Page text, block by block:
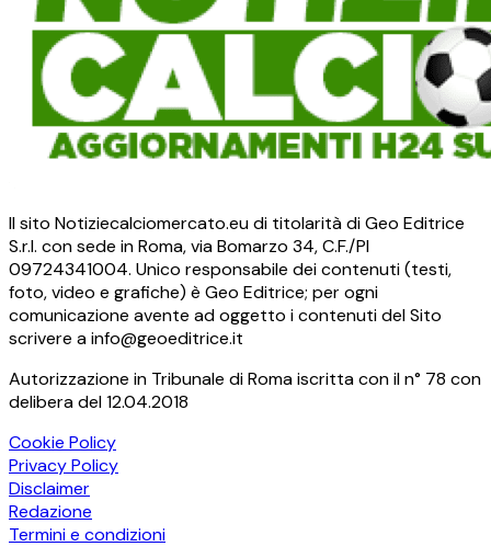
Il sito Notiziecalciomercato.eu di titolarità di Geo Editrice
S.r.l. con sede in Roma, via Bomarzo 34, C.F./PI
09724341004. Unico responsabile dei contenuti (testi,
foto, video e grafiche) è Geo Editrice; per ogni
comunicazione avente ad oggetto i contenuti del Sito
scrivere a info@geoeditrice.it
Autorizzazione in Tribunale di Roma iscritta con il n° 78 con
delibera del 12.04.2018
Cookie Policy
Privacy Policy
Disclaimer
Redazione
Termini e condizioni